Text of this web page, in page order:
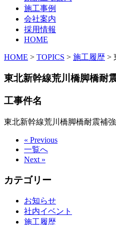
施工事例
会社案内
採用情報
HOME
HOME > TOPICS > 施工履歴 >
東北新幹線荒川橋脚橋耐
工事件名
東北新幹線荒川橋脚橋耐震補
« Previous
一覧へ
Next »
カテゴリー
お知らせ
社内イベント
施工履歴